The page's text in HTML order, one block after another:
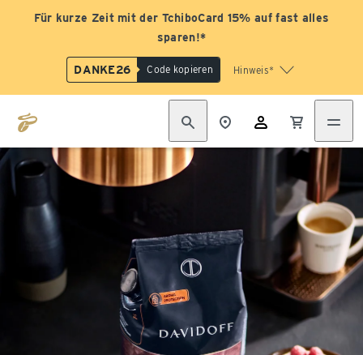
Für kurze Zeit mit der TchiboCard 15% auf fast alles
sparen!*
DANKE26 Code kopieren Hinweis*